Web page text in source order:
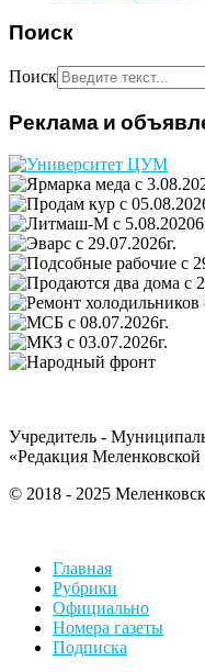
Поиск
Поиск
Реклама и
Учредитель -
«Редакция
© 2018 - 2025
Главная
Рубрики
Официально
Номера газеты
Подписка